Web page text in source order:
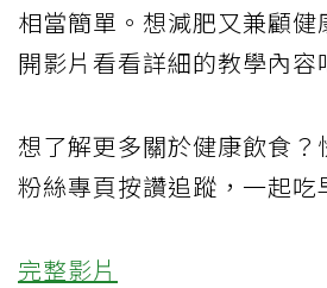
相當簡單。想減肥又兼顧健
開影片看看詳細的教學內容
想了解更多關於健康飲食？
粉絲專頁按讚追蹤，一起吃
完整影片